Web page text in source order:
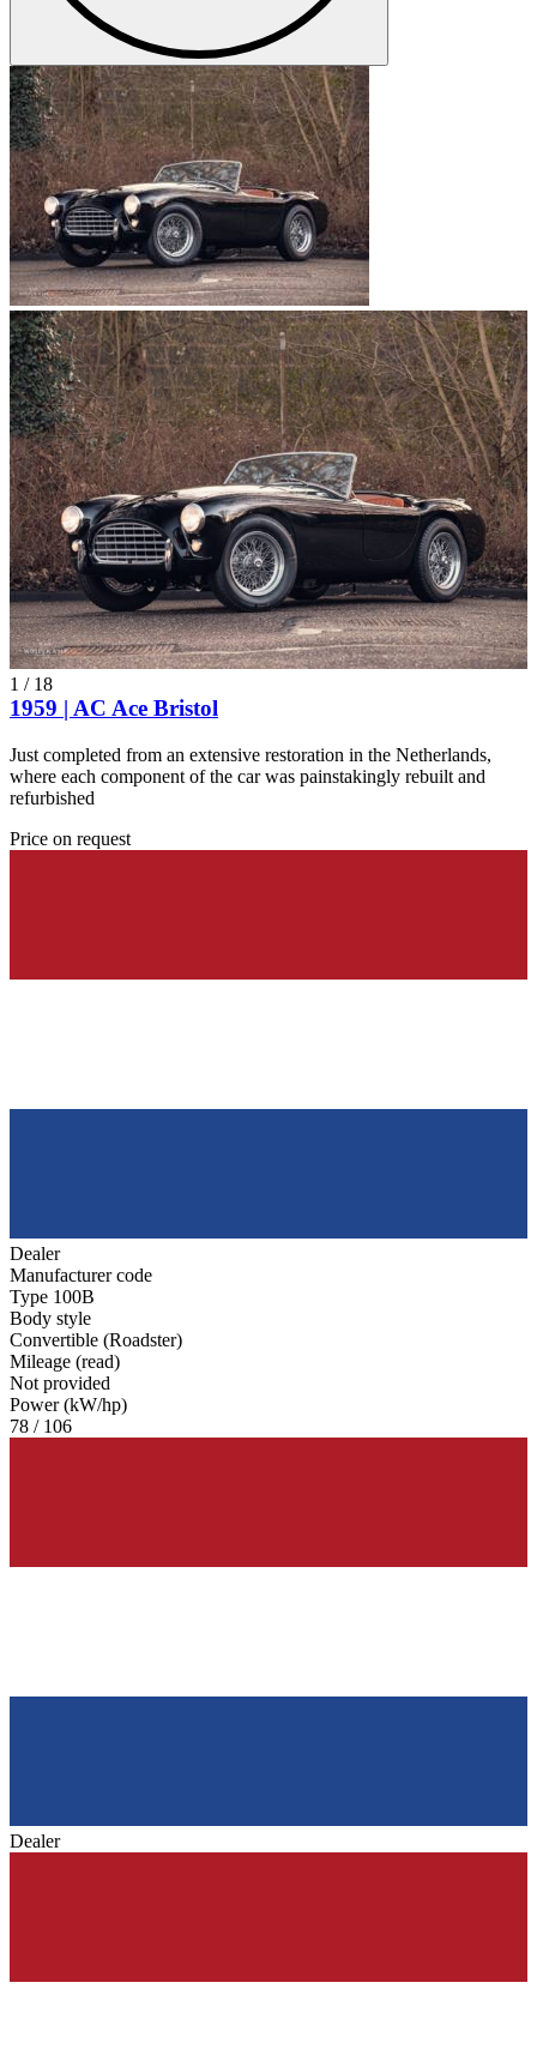
1 / 18
1959 | AC Ace Bristol
Just completed from an extensive restoration in the Netherlands,
where each component of the car was painstakingly rebuilt and
refurbished
Price on request
Dealer
Manufacturer code
Type 100B
Body style
Convertible (Roadster)
Mileage (read)
Not provided
Power (kW/hp)
78 / 106
Dealer